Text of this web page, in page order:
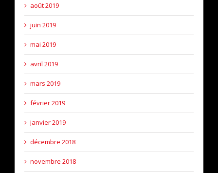
août 2019
juin 2019
mai 2019
avril 2019
mars 2019
février 2019
janvier 2019
décembre 2018
novembre 2018